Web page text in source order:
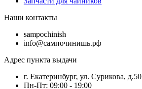
Наши контакты
sampochinish
info@сампочинишь.рф
Адрес пункта выдачи
г. Екатеринбург, ул. Сурикова, д.50
Пн-Пт: 09:00 - 19:00